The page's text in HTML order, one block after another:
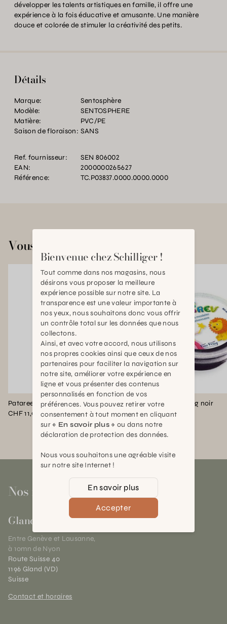
développer les talents artistiques en famille, il offre une
expérience à la fois éducative et amusante. Une manière
douce et colorée de stimuler la créativité des petits.
Détails
Marque:
Sentosphère
Modèle:
SENTOSPHERE
Matière:
PVC/PE
Saison de floraison: SANS
Ref. fournisseur:
SEN 806002
EAN:
2000000265627
Référence:
TC.P03837.0000.0000.0000
Vous aimerez aussi
Patareev acc 1 pots 18gr blanc
CHF 11,90
Patarev pot de 30g noir
CHF 3,90
Nos magasins
Gland
Entre Genève et Lausanne,
à 10mn de Nyon
Route Suisse 40
1196 Gland (VD)
Suisse
Contact et horaires
Bienvenue chez Schilliger !
Tout comme dans nos magasins, nous
désirons vous proposer la meilleure
expérience possible sur notre site. La
transparence est une valeur importante à
nos yeux, nous souhaitons donc vous offrir
un contrôle total sur les données que nous
collectons.
Ainsi, et avec votre accord, nous utilisons
nos propres cookies ainsi que ceux de nos
partenaires pour faciliter la navigation sur
notre site, améliorer votre expérience en
ligne et vous présenter des contenus
personnalisés en fonction de vos
préférences. Vous pouvez retirer votre
consentement à tout moment en cliquant
sur « En savoir plus » ou dans notre
déclaration de protection des données.
Nous vous souhaitons une agréable visite
sur notre site Internet !
En savoir plus
Accepter